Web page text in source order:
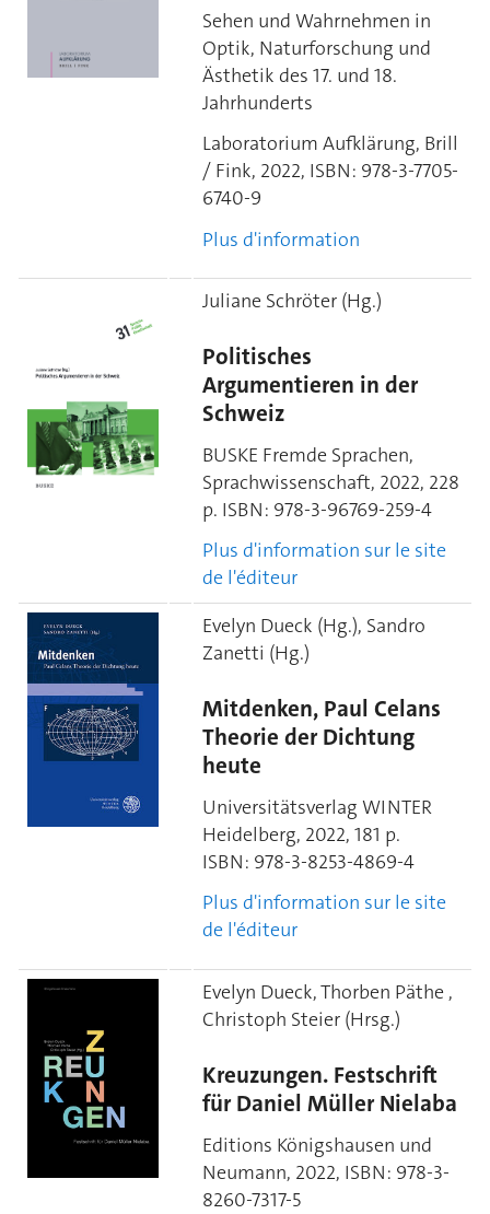
Sehen und Wahrnehmen in
Optik, Naturforschung und
Ästhetik des 17. und 18.
Jahrhunderts
Laboratorium Aufklärung, Brill
/ Fink, 2022, ISBN: 978-3-7705-
6740-9
Plus d'information
Juliane Schröter (Hg.)
Politisches
Argumentieren in der
Schweiz
BUSKE Fremde Sprachen,
Sprachwissenschaft, 2022, 228
p. ISBN: 978-3-96769-259-4
Plus d'information sur le site
de l'éditeur
Evelyn Dueck (Hg.), Sandro
Zanetti (Hg.)
Mitdenken, Paul Celans
Theorie der Dichtung
heute
Universitätsverlag WINTER
Heidelberg, 2022, 181 p.
ISBN: 978-3-8253-4869-4
Plus d'information sur le site
de l'éditeur
Evelyn Dueck,Thorben Päthe ,
Christoph Steier (Hrsg.)
Kreuzungen. Festschrift
für Daniel Müller Nielaba
Editions Königshausen und
Neumann, 2022, ISBN: 978-3-
8260-7317-5